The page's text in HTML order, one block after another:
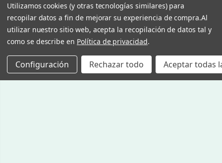
Utilizamos cookies (y otras tecnologías similares) para
recopilar datos a fin de mejorar su experiencia de compra.Al
utilizar nuestro sitio web, acepta la recopilación de datos tal y
como se describe en Política de privacidad.
Configuración Rechazar todo Aceptar todas